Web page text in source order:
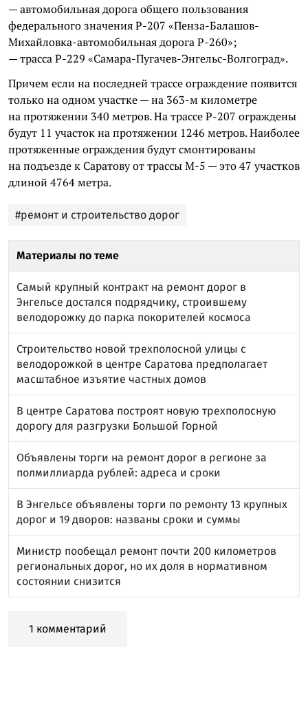
— автомобильная дорога общего пользования
федерального значения Р-207 «Пенза-Балашов-
Михайловка-автомобильная дорога Р-260»;
— трасса Р-229 «Самара-Пугачев-Энгельс-Волгоград».
Причем если на последней трассе ограждение появится
только на одном участке — на 363-м километре
на протяжении 340 метров. На трассе Р-207 ограждены
будут 11 участок на протяжении 1246 метров. Наиболее
протяженные ограждения будут смонтированы
на подъезде к Саратову от трассы М-5 — это 47 участков
длиной 4764 метра.
#ремонт и строительство дорог
Материалы по теме
Самый крупный контракт на ремонт дорог в
Энгельсе достался подрядчику, строившему
велодорожку до парка покорителей космоса
Строительство новой трехполосной улицы с
велодорожкой в центре Саратова предполагает
масштабное изъятие частных домов
В центре Саратова построят новую трехполосную
дорогу для разгрузки Большой Горной
Объявлены торги на ремонт дорог в регионе за
полмиллиарда рублей: адреса и сроки
В Энгельсе объявлены торги по ремонту 13 крупных
дорог и 19 дворов: названы сроки и суммы
Министр пообещал ремонт почти 200 километров
региональных дорог, но их доля в нормативном
состоянии снизится
1 комментарий